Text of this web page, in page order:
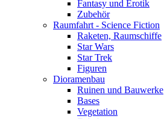
Fantasy und Erotik
Zubehör
Raumfahrt - Science Fiction
Raketen, Raumschiffe
Star Wars
Star Trek
Figuren
Dioramenbau
Ruinen und Bauwerke
Bases
Vegetation